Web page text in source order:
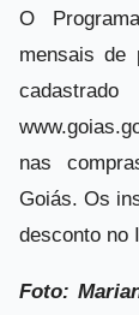
O
mensais de
nas
Goiás. Os
desconto no
Foto: